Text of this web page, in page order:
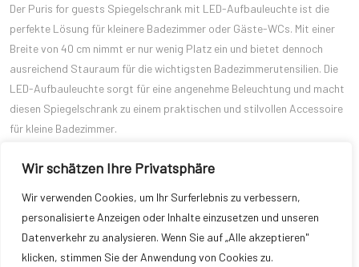
Wir schätzen Ihre Privatsphäre
Wir verwenden Cookies, um Ihr Surferlebnis zu verbessern,
personalisierte Anzeigen oder Inhalte einzusetzen und unseren
Datenverkehr zu analysieren. Wenn Sie auf „Alle akzeptieren"
klicken, stimmen Sie der Anwendung von Cookies zu.
Der Puris for guests Spiegelschrank mit LED-Aufbauleuchte ist die
perfekte Lösung für kleinere Badezimmer oder Gäste-WCs. Mit einer
Breite von 40 cm nimmt er nur wenig Platz ein und bietet dennoch
ausreichend Stauraum für die wichtigsten Badezimmerutensilien. Die
LED-Aufbauleuchte sorgt für eine angenehme Beleuchtung und macht
diesen Spiegelschrank zu einem praktischen und stilvollen Accessoire
für kleine Badezimmer.
Möbelstücke, die nicht nur praktisch, sondern auch ästhetisch
ansprechend sein sollten. Die oben genannten Produkte von Puris
Vuelta bieten eine breite Palette an Designs und Funktionen, um jedem
Badezimmer das gewisse Etwas zu verleihen. Mit sorgfältig
ausgewählten Badezimmer-Spiegelschränken können Sie Ihren